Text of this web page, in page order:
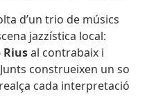
d’un trio de músics
jazzística local:
Riusal contrabaix i
construeixen un so
cada interpretació